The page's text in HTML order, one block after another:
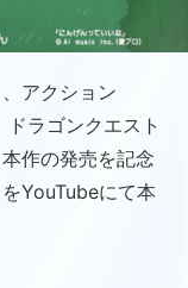
アクション
ラゴンクエスト
作の発売を記念
YouTubeにて本